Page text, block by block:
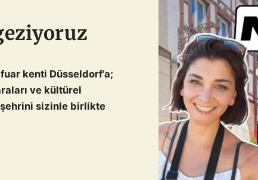
kenti Düsseldorf’a;
ve kültürel
sizinle birlikte